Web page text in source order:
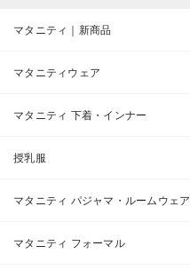
マタニティ｜新商品
マタニティウェア
マタニティ 下着・インナー
授乳服
マタニティ パジャマ・ルームウェア
マタニティ フォーマル